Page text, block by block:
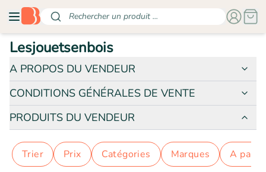
Rechercher un produit ...
Lesjouetsenbois
A PROPOS DU VENDEUR
CONDITIONS GÉNÉRALES DE VENTE
PRODUITS DU VENDEUR
Trier prix catégories marques a